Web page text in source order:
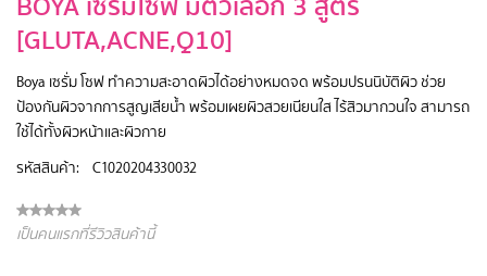
[GLUTA,ACNE,Q10]
Boya เซรั่ม โซฟ ทำความสะอาดผิวได้อย่างหมดจด พร้อมปรนนิบัติผิว ช่วย
ป้องกันผิวจากการสูญเสียน้ำ พร้อมเผยผิวสวยเนียนใส ไร้สิวมากวนใจ สามารถ
ใช้ได้ทั้งผิวหน้าและผิวกาย
รหัสสินค้า:
C1020204330032
เป็นคนแรกที่รีวิวสินค้านี้